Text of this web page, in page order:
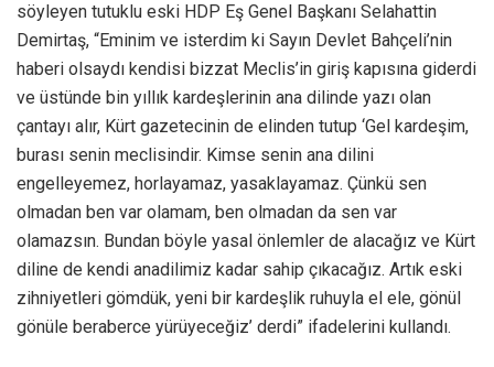
söyleyen tutuklu eski HDP Eş Genel Başkanı Selahattin
Demirtaş, “Eminim ve isterdim ki Sayın Devlet Bahçeli’nin
haberi olsaydı kendisi bizzat Meclis’in giriş kapısına giderdi
ve üstünde bin yıllık kardeşlerinin ana dilinde yazı olan
çantayı alır, Kürt gazetecinin de elinden tutup ‘Gel kardeşim,
burası senin meclisindir. Kimse senin ana dilini
engelleyemez, horlayamaz, yasaklayamaz. Çünkü sen
olmadan ben var olamam, ben olmadan da sen var
olamazsın. Bundan böyle yasal önlemler de alacağız ve Kürt
diline de kendi anadilimiz kadar sahip çıkacağız. Artık eski
zihniyetleri gömdük, yeni bir kardeşlik ruhuyla el ele, gönül
gönüle beraberce yürüyeceğiz’ derdi” ifadelerini kullandı.